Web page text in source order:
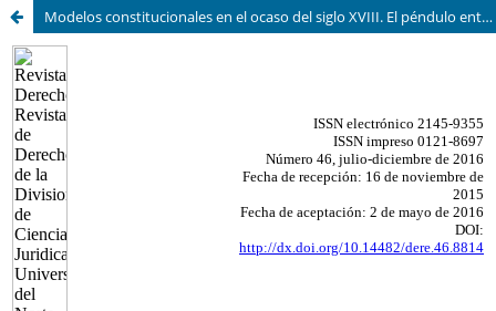
Modelos constitucionales en el ocaso del siglo XVIII. El péndulo entre regla y estratégia